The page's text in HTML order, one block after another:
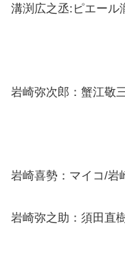
溝渕広之丞:ピエール
岩崎弥次郎：蟹江敬
岩崎喜勢：マイコ/岩
岩崎弥之助：須田直